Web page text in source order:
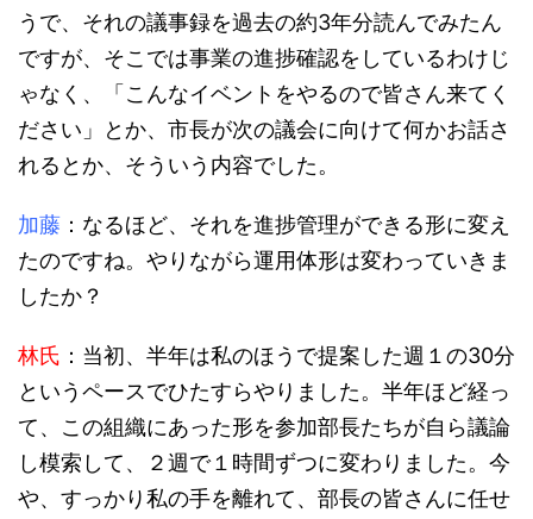
うで、それの議事録を過去の約3年分読んでみたん
ですが、そこでは事業の進捗確認をしているわけじ
ゃなく、「こんなイベントをやるので皆さん来てく
ださい」とか、市長が次の議会に向けて何かお話さ
れるとか、そういう内容でした。
加藤 ：なるほど、それを進捗管理ができる形に変え
たのですね。やりながら運用体形は変わっていきま
したか？
林氏 ：当初、半年は私のほうで提案した週１の30分
というペースでひたすらやりました。半年ほど経っ
て、この組織にあった形を参加部長たちが自ら議論
し模索して、２週で１時間ずつに変わりました。今
や、すっかり私の手を離れて、部長の皆さんに任せ